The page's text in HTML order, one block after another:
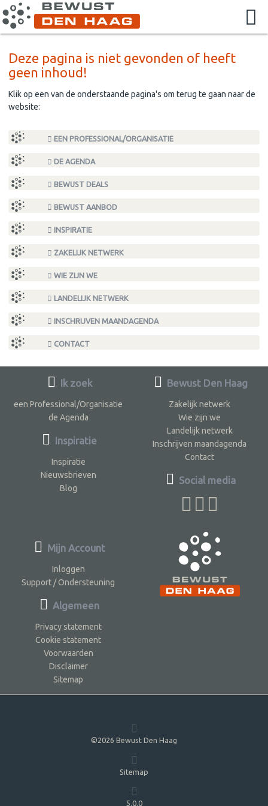
Deze pagina is niet gevonden of heeft
geen inhoud!
Klik op een van de onderstaande pagina's om terug te gaan naar de
website:
EEN PROFESSIONAL/ORGANISATIE
DE AGENDA
BEWUST DEALS
BEWUST AANBOD
INSPIRATIE
ZAKELIJK NETWERK
WIE ZIJN WE
LANDELIJK NETWERK
INSCHRIJVEN MAANDAGENDA
CONTACT
Ik zoek
een Professional/Organisatie
de Agenda
Inspiratie
Inspiratie
Nieuwsbrieven
Blog
Bewust Den Haag
Zakelijk netwerk
Wie zijn we
Landelijk netwerk
Inschrijven maandagenda
Contact
Social media
Mijn Account
Inloggen
Support / Ondersteuning
Algemeen
Privacy statement
Cookie statement
Voorwaarden
Disclaimer
Sitemap
©2026 Bewust Den Haag
Sitemap
5.0.0